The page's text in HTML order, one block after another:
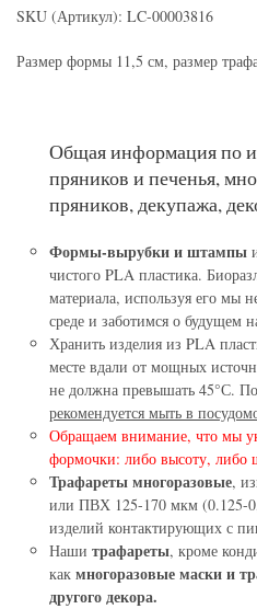
SKU (Артикул): LC-00003816
Размер формы 11,5 см, размер
Общая информация по
пряников и печенья,
пряников, декупажа,
Формы-вырубки и штампы
чистого PLA пластика.
материала, используя его мы
среде и заботимся о будущем
Хранить изделия из PLA
месте вдали от мощных
не должна превышать 45°С.
рекомендуется мыть в
Обращаем внимание, что мы
формочки: либо высоту, либо
Трафареты многоразовые,
или ПВХ 125-170 мкм (0.125-
изделий контактирующих с
Наши трафареты, кроме
как многоразовые маски и
другого декора.